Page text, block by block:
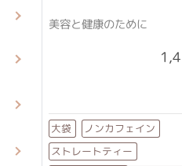
美容と健康のために
大袋 ノンカフェイン
ストレートティー